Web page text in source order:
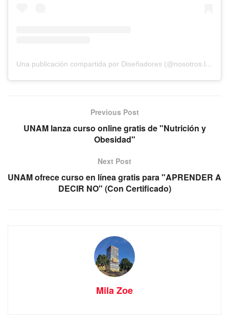
Una publicación compartida por Diseñadores (@nosotros.los.disenadores)
Previous Post
UNAM lanza curso online gratis de "Nutrición y
Obesidad"
Next Post
UNAM ofrece curso en línea gratis para "APRENDER A
DECIR NO" (Con Certificado)
Mila Zoe